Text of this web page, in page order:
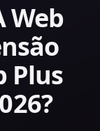
Web
Plus